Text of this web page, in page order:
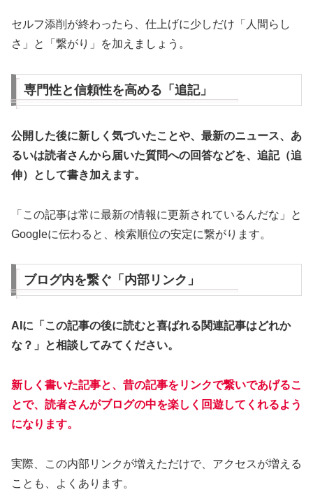
セルフ添削が終わったら、仕上げに少しだけ「人間らし
さ」と「繋がり」を加えましょう。
専門性と信頼性を高める「追記」
公開した後に新しく気づいたことや、最新のニュース、あ
るいは読者さんから届いた質問への回答などを、追記（追
伸）として書き加えます。
「この記事は常に最新の情報に更新されているんだな」と
Googleに伝わると、検索順位の安定に繋がります。
ブログ内を繋ぐ「内部リンク」
AIに「この記事の後に読むと喜ばれる関連記事はどれか
な？」と相談してみてください。
新しく書いた記事と、昔の記事をリンクで繋いであげるこ
とで、読者さんがブログの中を楽しく回遊してくれるよう
になります。
実際、この内部リンクが増えただけで、アクセスが増える
ことも、よくあります。